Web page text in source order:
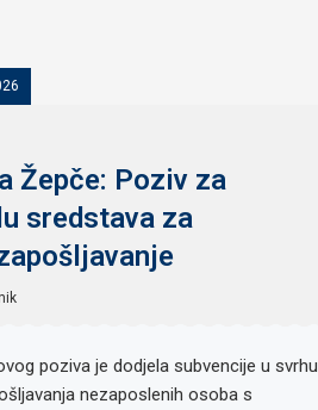
Žepče: Poziv za
sredstava za
poziva je dodjela subvencije u svrhu
nezaposlenih osoba s